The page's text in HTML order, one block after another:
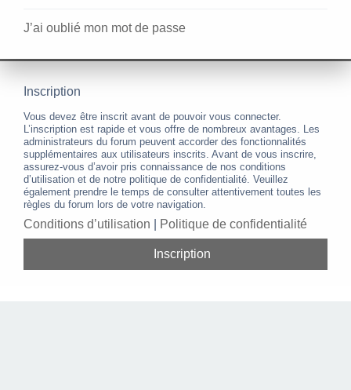
J’ai oublié mon mot de passe
Inscription
Vous devez être inscrit avant de pouvoir vous connecter.
L’inscription est rapide et vous offre de nombreux avantages. Les
administrateurs du forum peuvent accorder des fonctionnalités
supplémentaires aux utilisateurs inscrits. Avant de vous inscrire,
assurez-vous d’avoir pris connaissance de nos conditions
d’utilisation et de notre politique de confidentialité. Veuillez
également prendre le temps de consulter attentivement toutes les
règles du forum lors de votre navigation.
Conditions d’utilisation Politique de confidentialité
Inscription